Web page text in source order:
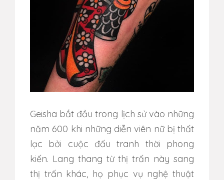
Geisha bắt đầu trong lịch sử vào những
năm 600 khi những diễn viên nữ bị thất
lạc bởi cuộc đấu tranh thời phong
kiến. Lang thang từ thị trấn này sang
thị trấn khác, họ phục vụ nghệ thuật